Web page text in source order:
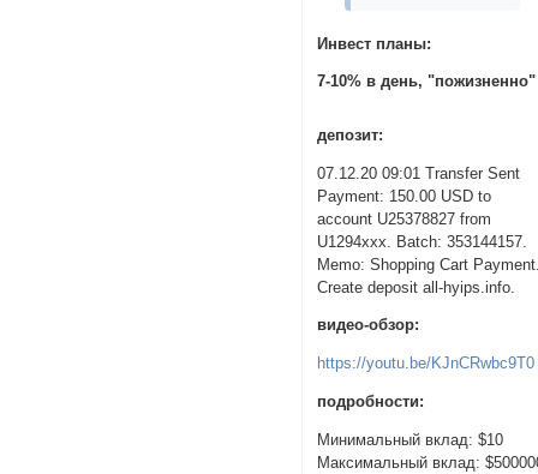
Инвест планы:
7-10% в день, "пожизненно"
депозит:
07.12.20 09:01 Transfer Sent
Payment: 150.00 USD to
account U25378827 from
U1294xxx. Batch: 353144157.
Memo: Shopping Cart
Create deposit all-hyips.info.
видео-обзор:
https://youtu.be/KJnCRwbc9T0
подробности:
Минимальный вклад: $10
Максимальный вклад: